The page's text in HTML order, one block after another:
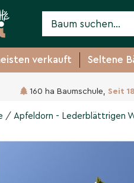
verkauft Seltene
160 ha Baumschule, Seit
- Lederblättrigen
'Carrierei'
/ Apfeldorn - Lederblättrigen